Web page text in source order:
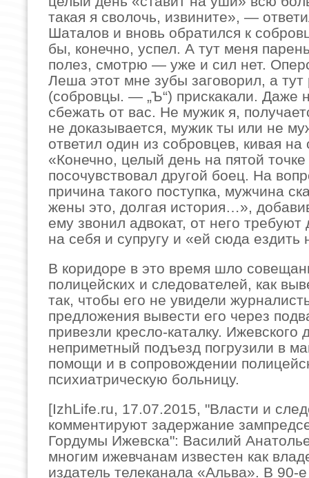
такая я сволочь, извините», —
Шаталов и вновь обратился к
бы, конечно, успел. А тут меня
полез, смотрю — уже и сил нет.
Леша этот мне зубы заговорил, а тут
(собровцы. — „Ъ“) прискакали. Даже
сбежать от вас. Не мужик я,
не доказывается, мужик ты или не
ответил один из собровцев, кивая на
«Конечно, целый день на пятой
посочувствовал другой боец. На
причина такого поступка, мужчина
жены это, долгая история…»,
ему звонил адвокат, от него требуют
на себя и супругу и «ей сюда ездить
В коридоре в это время шло
полицейских и следователей, как
так, чтобы его не увидели
предложения вывести его через
привезли кресло-каталку. Ижевского
неприметный подъезд погрузили в
помощи и в сопровождении
психиатрическую больницу.
[IzhLife.ru, 17.07.2015, "Власти и
комментируют задержание
Гордумы Ижевска": Василий
многим ижевчанам известен как
издатель телеканала «Альва». В 90-